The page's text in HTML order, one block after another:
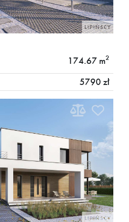
174.67 m2
5790 zł